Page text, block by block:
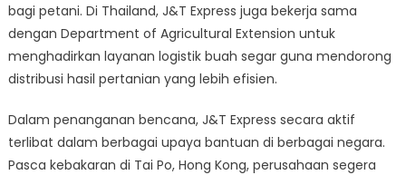
bagi petani. Di Thailand, J&T Express juga bekerja sama
dengan Department of Agricultural Extension untuk
menghadirkan layanan logistik buah segar guna mendorong
distribusi hasil pertanian yang lebih efisien.
Dalam penanganan bencana, J&T Express secara aktif
terlibat dalam berbagai upaya bantuan di berbagai negara.
Pasca kebakaran di Tai Po, Hong Kong, perusahaan segera